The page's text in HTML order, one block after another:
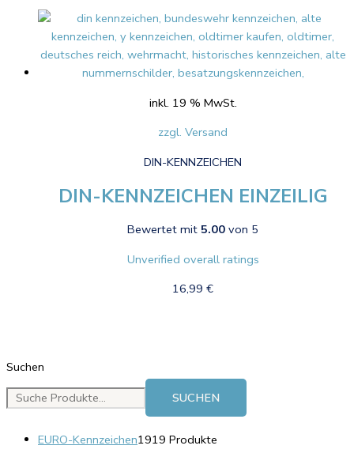
Suchen
SUCHEN
EURO-Kennzeichen1919 Produkte
inkl. 19 % MwSt.
zzgl. Versand
DIN-KENNZEICHEN
DIN-KENNZEICHEN EINZEILIG
Bewertet mit 5.00 von 5
Unverified overall ratings
16,99 €